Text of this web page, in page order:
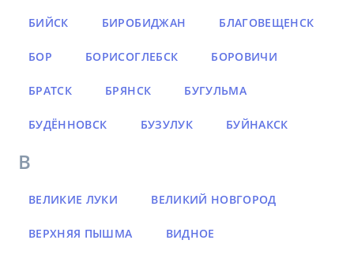
БИЙСК БИРОБИДЖАН БЛАГОВЕЩЕНСК
БОР БОРИСОГЛЕБСК БОРОВИЧИ
БРАТСК БРЯНСК БУГУЛЬМА
БУДЁННОВСК БУЗУЛУК БУЙНАКСК
В
ВЕЛИКИЕ ЛУКИ ВЕЛИКИЙ НОВГОРОД
ВЕРХНЯЯ ПЫШМА ВИДНОЕ